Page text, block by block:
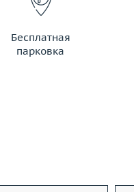
Бесплатная
парковка